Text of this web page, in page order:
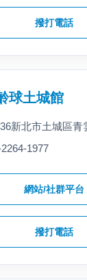
撥打電話
球土城館
新北市土城區青
1977
網站/社群平台
撥打電話